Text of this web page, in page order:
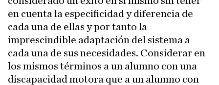
en cuenta la especificidad y diferencia de
cada una de ellas y por tanto la
imprescindible adaptación del sistema a
cada una de sus necesidades. Considerar en
los mismos términos a un alumno con una
discapacidad motora que a un alumno con